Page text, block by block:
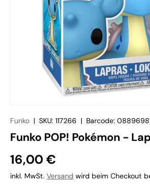
Funko | SKU: 117266 | Barcode:
Funko POP! Pokémon -
16,00 €
inkl. MwSt. Versand wird beim Checkout